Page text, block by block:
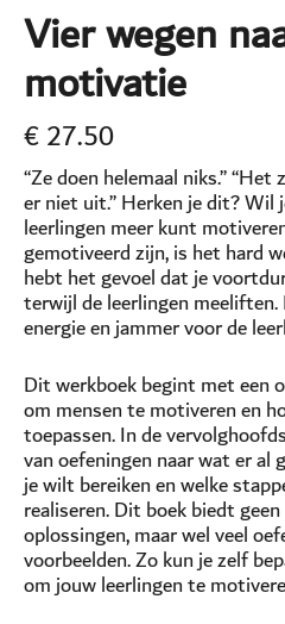
Vier wegen
motivatie
€27.50
“Ze doen helemaal niks.”
er niet uit.” Herken je dit? Wil
leerlingen meer kunt
gemotiveerd zijn, is het hard
hebt het gevoel dat je
terwijl de leerlingen
energie en jammer voor de
Dit werkboek begint met een
om mensen te motiveren en
toepassen. In de
van oefeningen naar wat er al
je wilt bereiken en welke
realiseren. Dit boek biedt
oplossingen, maar wel veel
voorbeelden. Zo kun je zelf
om jouw leerlingen te